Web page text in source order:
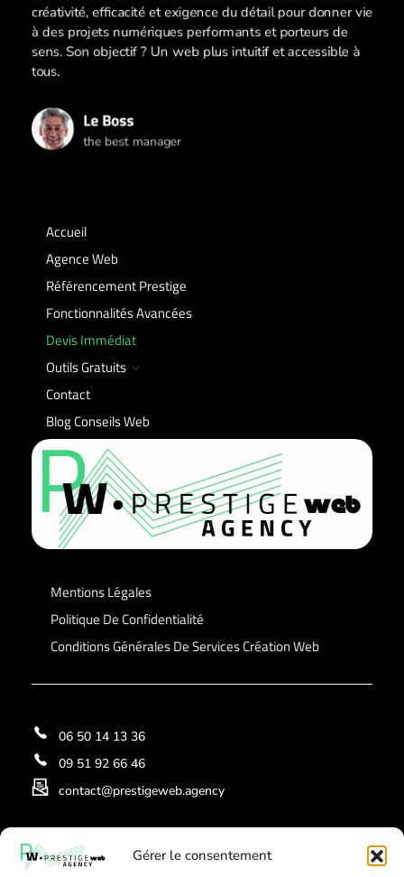
Gérer le consentement
créativité, efficacité et exigence du détail pour donner vie
à des projets numériques performants et porteurs de
sens. Son objectif ? Un web plus intuitif et accessible à
tous.
Le Boss
the best manager
Accueil
Agence Web
Référencement Prestige
Fonctionnalités Avancées
Devis Immédiat
Outils Gratuits
Contact
Blog Conseils Web
Mentions Légales
Politique De Confidentialité
Conditions Générales De Services Création Web
06 50 14 13 36
09 51 92 66 46
contact@prestigeweb.agency
EXCELLENT